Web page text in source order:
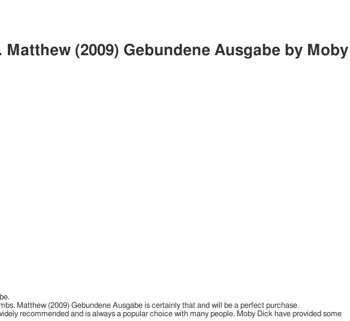
(2009) Gebundene Ausgabe by Moby
Matthew (2009) Gebundene Ausgabe is certainly that and will be a perfect purchase.
recommended and is always a popular choice with many people. Moby Dick have provided some